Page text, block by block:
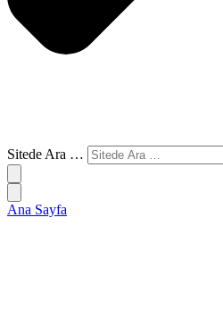
Sitede Ara …
Ana Sayfa